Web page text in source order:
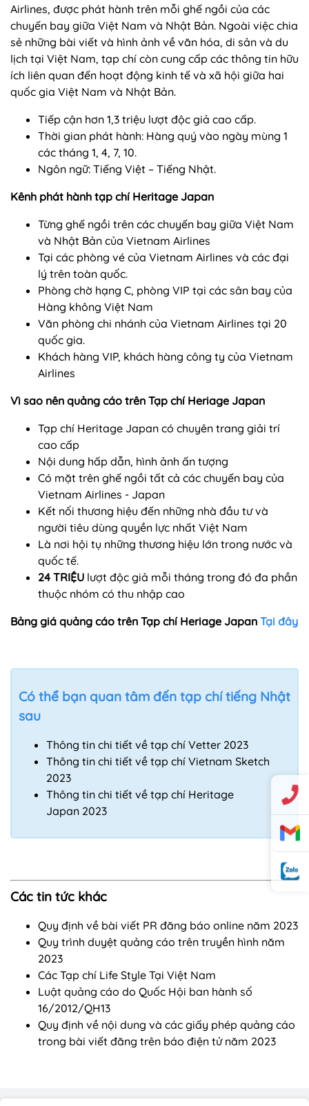
Airlines, được phát hành trên mỗi ghế ngồi của các
chuyến bay giữa Việt Nam và Nhật Bản. Ngoài việc chia
sẻ những bài viết và hình ảnh về văn hóa, di sản và du
lịch tại Việt Nam, tạp chí còn cung cấp các thông tin hữu
ích liên quan đến hoạt động kinh tế và xã hội giữa hai
quốc gia Việt Nam và Nhật Bản.
Tiếp cận hơn 1,3 triệu lượt độc giả cao cấp.
Thời gian phát hành: Hàng quý vào ngày mùng 1
các tháng 1, 4, 7, 10.
Ngôn ngữ: Tiếng Việt – Tiếng Nhật.
Kênh phát hành tạp chí Heritage Japan
Từng ghế ngồi trên các chuyến bay giữa Việt Nam
và Nhật Bản của Vietnam Airlines
Tại các phòng vé của Vietnam Airlines và các đại
lý trên toàn quốc.
Phòng chờ hạng C, phòng VIP tại các sân bay của
Hàng không Việt Nam
Văn phòng chi nhánh của Vietnam Airlines tại 20
quốc gia.
Khách hàng VIP, khách hàng công ty của Vietnam
Airlines
Vì sao nên quảng cáo trên Tạp chí Heriage Japan
Tạp chí Heritage Japan có chuyên trang giải trí
cao cấp
Nội dung hấp dẫn, hình ảnh ấn tượng
Có mặt trên ghế ngồi tất cả các chuyến bay của
Vietnam Airlines - Japan
Kết nối thương hiệu đến những nhà đầu tư và
người tiêu dùng quyền lực nhất Việt Nam
Là nơi hội tụ những thương hiệu lớn trong nước và
quốc tế.
24 TRIỆU lượt độc giả mỗi tháng trong đó đa phần
thuộc nhóm có thu nhập cao
Bảng giá quảng cáo trên Tạp chí Heriage Japan Tại đây
Có thể bạn quan tâm đến tạp chí tiếng Nhật
sau
Thông tin chi tiết về tạp chí Vetter 2023
Thông tin chi tiết về tạp chí Vietnam Sketch
2023
Thông tin chi tiết về tạp chí Heritage
Japan 2023
Các tin tức khác
Quy định về bài viết PR đăng báo online năm 2023
Quy trình duyệt quảng cáo trên truyền hình năm
2023
Các Tạp chí Life Style Tại Việt Nam
Luật quảng cáo do Quốc Hội ban hành số
16/2012/QH13
Quy định về nội dung và các giấy phép quảng cáo
trong bài viết đăng trên báo điện tử năm 2023